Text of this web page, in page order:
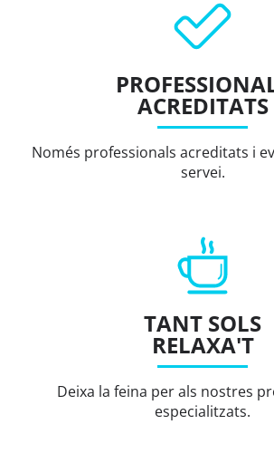
ACREDITATS
Només professionals acreditats i
servei.
TANT SOLS
RELAXA'T
Deixa la feina per als nostres
especialitzats.